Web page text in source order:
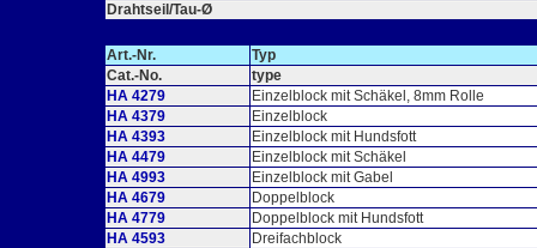
Drahtseil/Tau-Ø
Art.-Nr.
Typ
Cat.-No.
type
HA 4279
Einzelblock mit Schäkel, 8mm Rolle
HA 4379
Einzelblock
HA 4393
Einzelblock mit Hundsfott
HA 4479
Einzelblock mit Schäkel
HA 4993
Einzelblock mit Gabel
HA 4679
Doppelblock
HA 4779
Doppelblock mit Hundsfott
HA 4593
Dreifachblock